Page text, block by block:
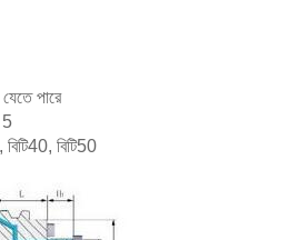
পারে
বিটি40, বিটি50